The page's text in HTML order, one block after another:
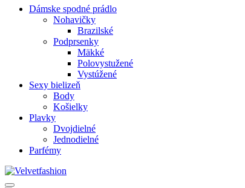
Dámske spodné prádlo
Nohavičky
Brazilské
Podprsenky
Mäkké
Polovystužené
Vystúžené
Sexy bielizeň
Body
Košielky
Plavky
Dvojdielné
Jednodielné
Parfémy